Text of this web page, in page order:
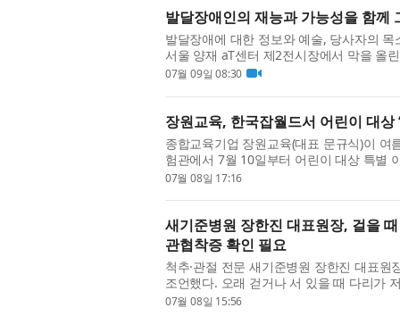
발달장애인의 재능과 가능성을 함께
발달장애에 대한 정보와 예술, 당사자의 목
서울 양재 aT센터 제2전시장에서 막을 올
는재단과 한국자폐인사랑협회가 주관하는
07월 09일 08:30
장원교육, 한국잡월드서 어린이 대상
종합교육기업 장원교육(대표 문규식)이
험관에서 7월 10일부터 어린이 대상 특별
은 한국잡월드 어린이체험관 내에 위치한
07월 08일 17:16
새기준병원 장한진 대표원장, 걸을
관협착증 확인 필요
척추·관절 전문 새기준병원 장한진 대표
조언했다. 오래 걷거나 서 있을 때 다리가
줄어드는 경우, 허리 통증뿐 아니라 척추
07월 08일 15:56